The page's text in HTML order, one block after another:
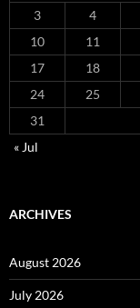
3
4
10
11
17
18
24
25
31
« Jul
ARCHIVES
August 2026
July 2026